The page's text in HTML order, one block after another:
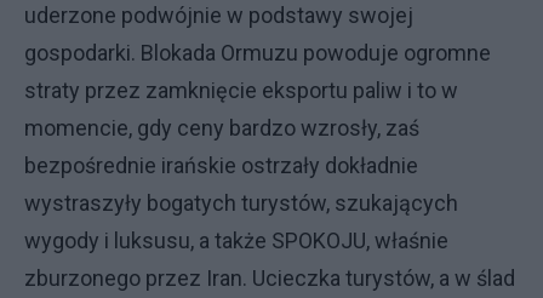
uderzone podwójnie w podstawy swojej
gospodarki. Blokada Ormuzu powoduje ogromne
straty przez zamknięcie eksportu paliw i to w
momencie, gdy ceny bardzo wzrosły, zaś
bezpośrednie irańskie ostrzały dokładnie
wystraszyły bogatych turystów, szukających
wygody i luksusu, a także SPOKOJU, właśnie
zburzonego przez Iran. Ucieczka turystów, a w ślad